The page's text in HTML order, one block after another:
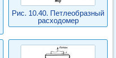
Рис. 10.40. Петлеобразный
расходомер